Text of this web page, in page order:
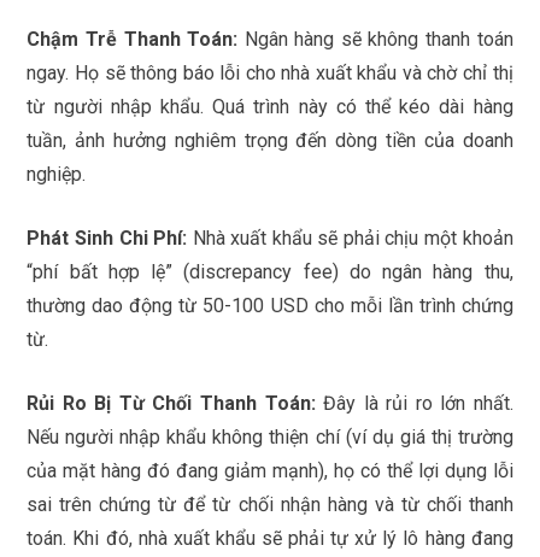
Chậm Trễ Thanh Toán: Ngân hàng sẽ không thanh toán
ngay. Họ sẽ thông báo lỗi cho nhà xuất khẩu và chờ chỉ thị
từ người nhập khẩu. Quá trình này có thể kéo dài hàng
tuần, ảnh hưởng nghiêm trọng đến dòng tiền của doanh
nghiệp.
Phát Sinh Chi Phí: Nhà xuất khẩu sẽ phải chịu một khoản
“phí bất hợp lệ” (discrepancy fee) do ngân hàng thu,
thường dao động từ 50-100 USD cho mỗi lần trình chứng
từ.
Rủi Ro Bị Từ Chối Thanh Toán: Đây là rủi ro lớn nhất.
Nếu người nhập khẩu không thiện chí (ví dụ giá thị trường
của mặt hàng đó đang giảm mạnh), họ có thể lợi dụng lỗi
sai trên chứng từ để từ chối nhận hàng và từ chối thanh
toán. Khi đó, nhà xuất khẩu sẽ phải tự xử lý lô hàng đang